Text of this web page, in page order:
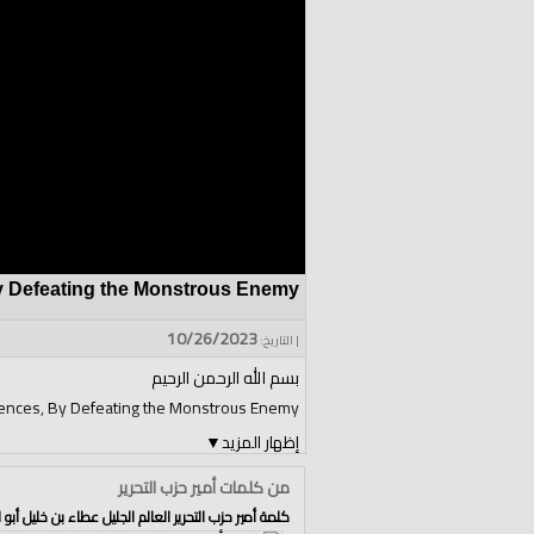
Defeating the Monstrous Enemy
| التاريخ:10/26/2023
إظهار المزيد▼
بسم الله الرحمن الرحيم
By Defeating the Monstrous Enemy
to the Palestinian ambassador.
by eradicating the entity of the Jews.
من كلمات أمير حزب التحرير
كلمة أمير حزب التحرير العالم الجليل عطاء بن خليل أبو